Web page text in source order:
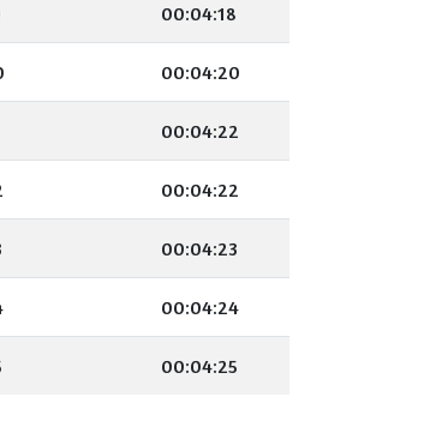
00:04:18
00:04:20
00:04:22
00:04:22
00:04:23
00:04:24
00:04:25